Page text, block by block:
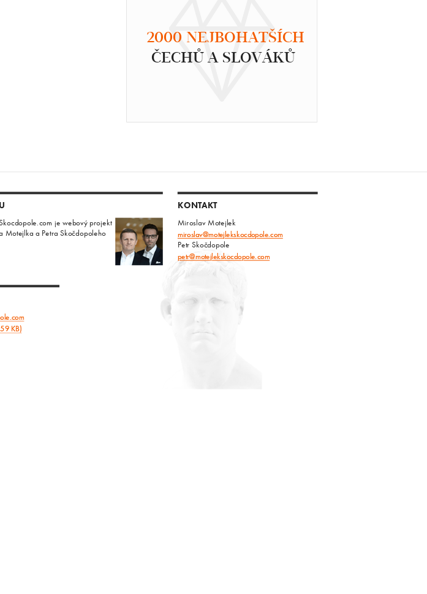
2000 NEJBOHATŠÍCH
ČECHŮ A SLOVÁKŮ
je webový projekt
Motejlka a Petra Skočdopoleho
KONTAKT
Miroslav Motejlek
miroslav@motejlekskocdopole.com
Petr Skočdopole
petr@motejlekskocdopole.com
KB)